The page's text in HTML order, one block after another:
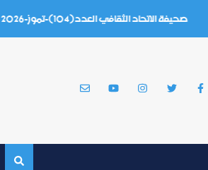
صحيفة الاتحاد الثقافي العدد(104)-تموز-2026